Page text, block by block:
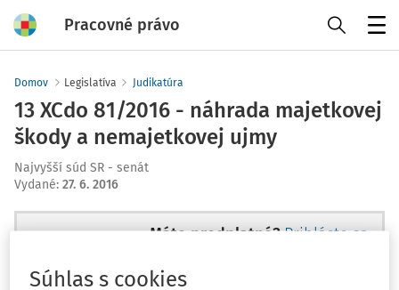
Pracovné právo
Domov Legislatíva Judikatúra
13 XCdo 81/2016 - náhrada majetkovej
škody a nemajetkovej ujmy
Najvyšší súd SR - senát
Vydané: 27. 6. 2016
Máte predplatné? Prihláste sa
Súhlas s cookies